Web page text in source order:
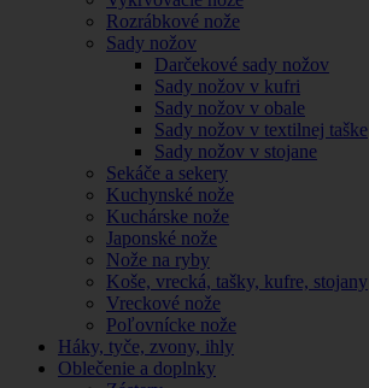
Rozrábkové nože
Sady nožov
Darčekové sady nožov
Sady nožov v kufri
Sady nožov v obale
Sady nožov v textilnej taške
Sady nožov v stojane
Sekáče a sekery
Kuchynské nože
Kuchárske nože
Japonské nože
Nože na ryby
Koše, vrecká, tašky, kufre, stojany
Vreckové nože
Poľovnícke nože
Háky, tyče, zvony, ihly
Oblečenie a doplnky